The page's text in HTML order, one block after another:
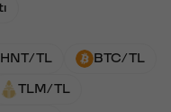
HNT/TL BTC/TL
TLM/TL